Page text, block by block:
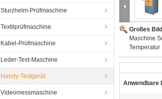
Sturzhelm-Prüfmaschine
Textilprüfmaschine
Kabel-Prüfmaschine
Leder-Test-Maschine
Handy-Testgerät
Videomessmaschine
Großes
Maschine
Temperatur
Anwendbare